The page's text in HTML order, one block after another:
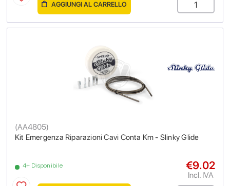
AGGIUNGI AL CARRELLO
Kit Emergenza Riparazioni Cavi Conta Km - Slinky Glide
(AA4805)
4+ Disponibile €9.02
Incl. IVA